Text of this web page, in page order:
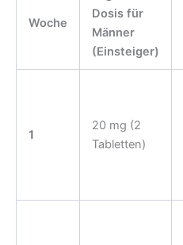
Woche
Dosis für
Männer
(Einsteiger)
1
20 mg (2
Tabletten)